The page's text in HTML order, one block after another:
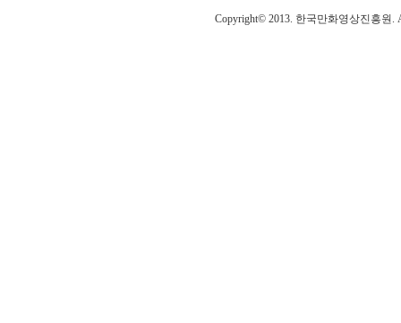
Copyright© 2013. 한국만화영상진흥원.